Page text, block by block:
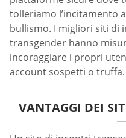
tolleriamo l’incitamento
bullismo. I migliori siti di
transgender hanno
incoraggiare i propri
account sospetti o truffa.
VANTAGGI DEI